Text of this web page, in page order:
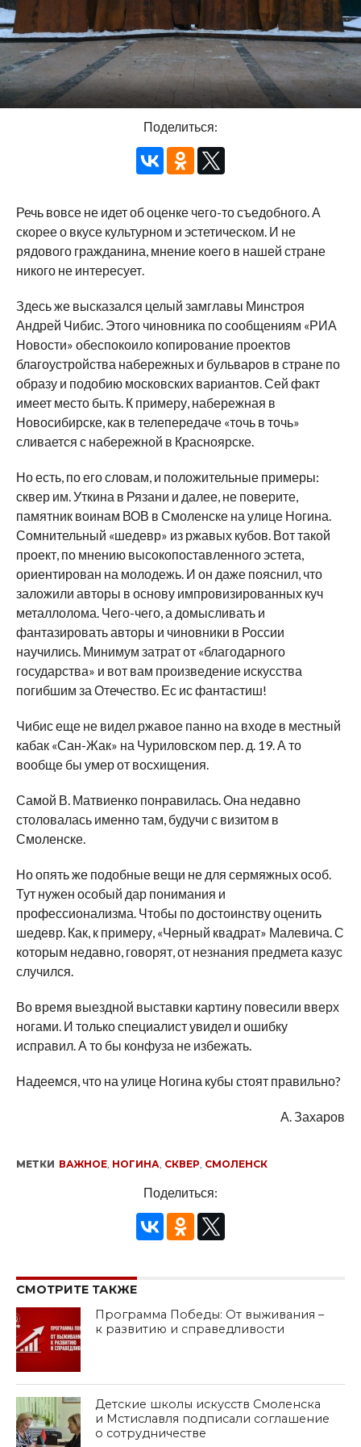
Поделиться:
Речь вовсе не идет об оценке чего-то съедобного. А
скорее о вкусе культурном и эстетическом. И не
рядового гражданина, мнение коего в нашей стране
никого не интересует.
Здесь же высказался целый замглавы Минстроя
Андрей Чибис. Этого чиновника по сообщениям «РИА
Новости» обеспокоило копирование проектов
благоустройства набережных и бульваров в стране по
образу и подобию московских вариантов. Сей факт
имеет место быть. К примеру, набережная в
Новосибирске, как в телепередаче «точь в точь»
сливается с набережной в Красноярске.
Но есть, по его словам, и положительные примеры:
сквер им. Уткина в Рязани и далее, не поверите,
памятник воинам ВОВ в Смоленске на улице Ногина.
Сомнительный «шедевр» из ржавых кубов. Вот такой
проект, по мнению высокопоставленного эстета,
ориентирован на молодежь. И он даже пояснил, что
заложили авторы в основу импровизированных куч
металлолома. Чего-чего, а домысливать и
фантазировать авторы и чиновники в России
научились. Минимум затрат от «благодарного
государства» и вот вам произведение искусства
погибшим за Отечество. Ес ис фантастиш!
Чибис еще не видел ржавое панно на входе в местный
кабак «Сан-Жак» на Чуриловском пер. д. 19. А то
вообще бы умер от восхищения.
Самой В. Матвиенко понравилась. Она недавно
столовалась именно там, будучи с визитом в
Смоленске.
Но опять же подобные вещи не для сермяжных особ.
Тут нужен особый дар понимания и
профессионализма. Чтобы по достоинству оценить
шедевр. Как, к примеру, «Черный квадрат» Малевича. С
которым недавно, говорят, от незнания предмета казус
случился.
Во время выездной выставки картину повесили вверх
ногами. И только специалист увидел и ошибку
исправил. А то бы конфуза не избежать.
Надеемся, что на улице Ногина кубы стоят правильно?
А. Захаров
МЕТКИ ВАЖНОЕ, НОГИНА СКВЕР СМОЛЕНСК
Поделиться:
СМОТРИТЕ ТАКЖЕ
Программа Победы: От выживания –
к развитию и справедливости
Детские школы искусств Смоленска
и Мстиславля подписали соглашение
о сотрудничестве